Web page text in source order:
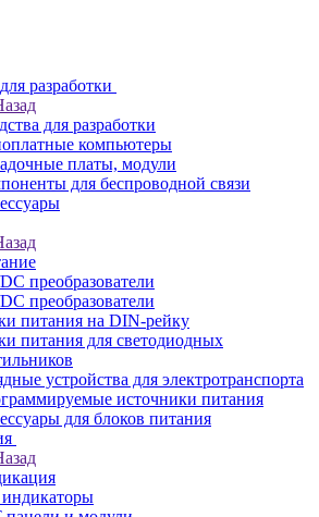
разработки
для разработки
компьютеры
платы, модули
для беспроводной связи
преобразователи
преобразователи
питания на DIN-рейку
питания для светодиодных
устройства для электротранспорта
источники питания
для блоков питания